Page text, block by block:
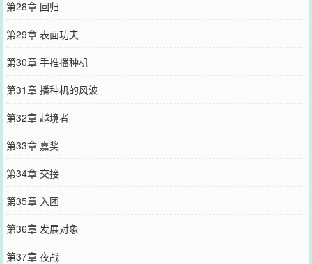
第28章 回归
第29章 表面功夫
第30章 手推播种机
第31章 播种机的风波
第32章 越境者
第33章 嘉奖
第34章 交接
第35章 入团
第36章 发展对象
第37章 夜战